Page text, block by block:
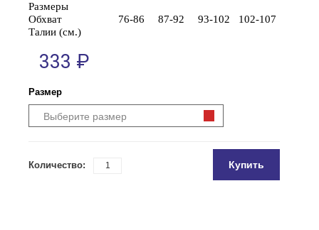
Размеры
Обхват
Талии (см.)
76-86 87-92 93-102 102-107
333 ₽
Размер
Выберите размер
Количество: Купить